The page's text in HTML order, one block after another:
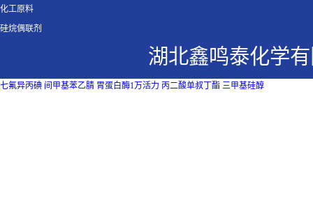
化工原料
硅烷偶联剂
湖北鑫鸣泰化学
七氟异丙碘 间甲基苯乙腈 胃蛋白酶1万活力 丙二酸单叔丁酯 三甲基硅醇